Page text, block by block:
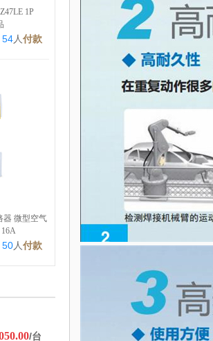
1P
54人付款
器 微型空气
16A
50人付款
/台